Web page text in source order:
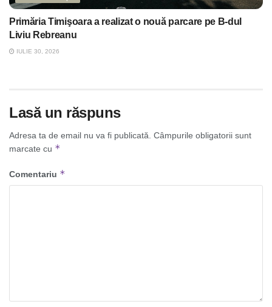
Primăria Timişoara a realizat o nouă parcare pe B-dul
Liviu Rebreanu
IULIE 30, 2026
Lasă un răspuns
Adresa ta de email nu va fi publicată. Câmpurile obligatorii sunt
marcate cu *
Comentariu *